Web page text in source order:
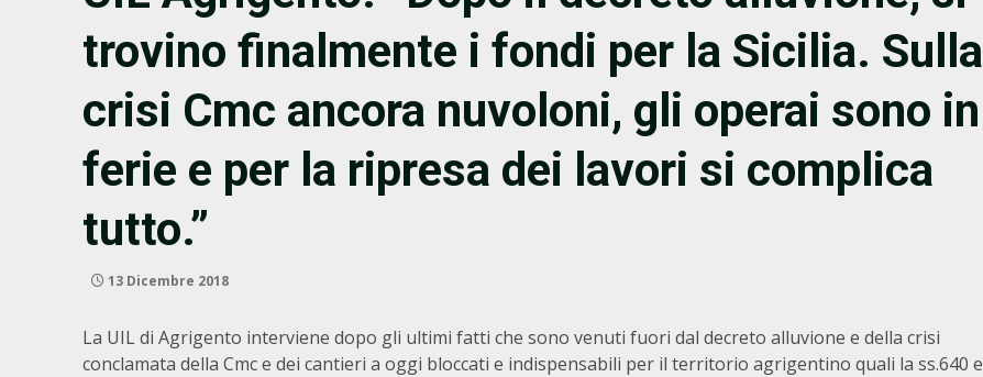
trovino finalmente i fondi per la Sicilia. Sulla
crisi Cmc ancora nuvoloni, gli operai sono in
ferie e per la ripresa dei lavori si complica
tutto.”
13 Dicembre 2018
La UIL di Agrigento interviene dopo gli ultimi fatti che sono venuti fuori dal decreto alluvione e della crisi
conclamata della Cmc e dei cantieri a oggi bloccati e indispensabili per il territorio agrigentino quali la ss.640 e